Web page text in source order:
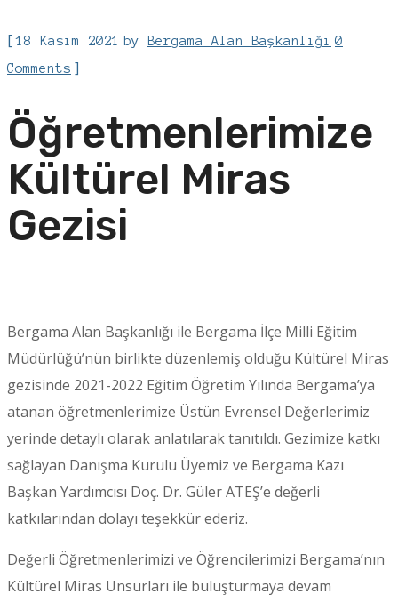
[18 Kasım 2021 by Bergama Alan Başkanlığı 0
Comments ]
Öğretmenlerimize
Kültürel Miras
Gezisi
Bergama Alan Başkanlığı ile Bergama İlçe Milli Eğitim
Müdürlüğü’nün birlikte düzenlemiş olduğu Kültürel Miras
gezisinde 2021-2022 Eğitim Öğretim Yılında Bergama’ya
atanan öğretmenlerimize Üstün Evrensel Değerlerimiz
yerinde detaylı olarak anlatılarak tanıtıldı. Gezimize katkı
sağlayan Danışma Kurulu Üyemiz ve Bergama Kazı
Başkan Yardımcısı Doç. Dr. Güler ATEŞ’e değerli
katkılarından dolayı teşekkür ederiz.
Değerli Öğretmenlerimizi ve Öğrencilerimizi Bergama’nın
Kültürel Miras Unsurları ile buluşturmaya devam